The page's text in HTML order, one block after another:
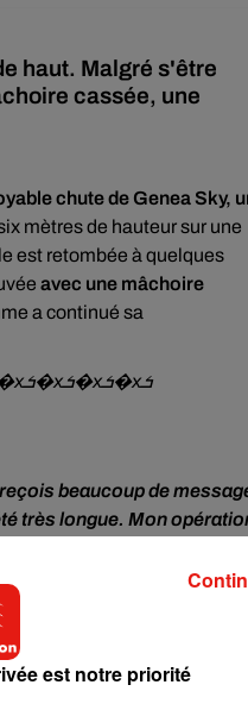
haut. Malgré s'être
cassée, une
chute de Genea Sky,
mètres de hauteur sur une
est retombée à quelques
avec une mâchoire
a continué sa
this sums up my first str*p club experience, i really do hope she’s ok �xܭ�xܭ�xܭ�xܭ�xܭ�xܭ�xܭ�xܭ�xܭ
reçois beaucoup de
très longue. Mon
Je souffre
à ma vie normale”
est notre priorité